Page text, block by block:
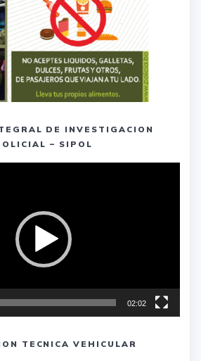
DE INVESTIGACION
– SIPOL
02:02
TECNICA VEHICULAR